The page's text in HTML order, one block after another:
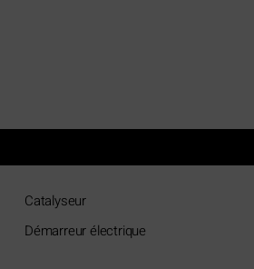
Catalyseur
Démarreur électrique